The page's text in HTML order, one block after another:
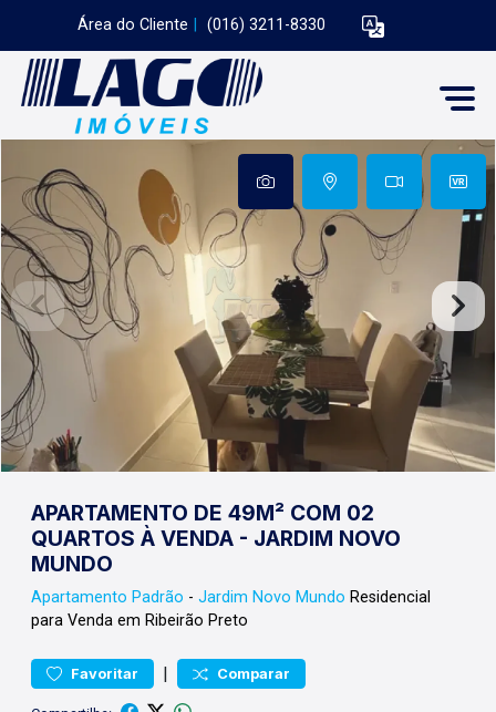
Área do Cliente (016) 3211-8330
APARTAMENTO DE 49M² COM 02
QUARTOS À VENDA - JARDIM NOVO
MUNDO
Apartamento Padrão - Jardim Novo Mundo Residencial
para Venda em Ribeirão Preto
Favoritar | Comparar